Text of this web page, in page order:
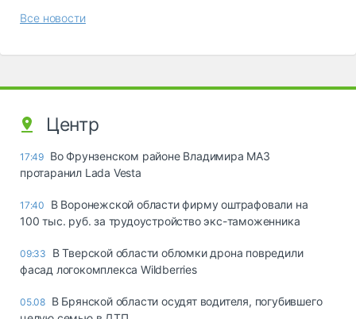
Все новости
Центр
17:49 Во Фрунзенском районе Владимира МАЗ
протаранил Lada Vesta
17:40
В Воронежской области фирму оштрафовали на
100 тыс. руб. за трудоустройство экс-таможенника
09:33
В Тверской области обломки дрона повредили
фасад логокомплекса Wildberries
05.08 В Брянской области осудят водителя, погубившего